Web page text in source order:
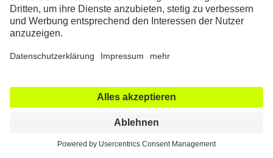
Prof. Dr. med.
Basem Ishak
(Deutschland/Europa)
06221-983-2750